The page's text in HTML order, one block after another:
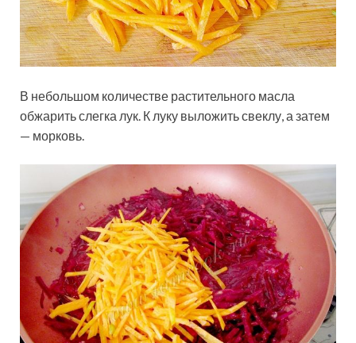
В небольшом количестве растительного масла
обжарить слегка лук. К луку выложить свеклу, а затем
— морковь.